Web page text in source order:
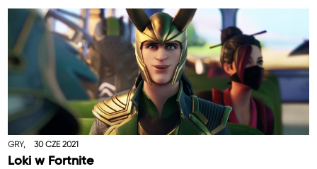
GRY, 30 CZE 2021
Loki w Fortnite